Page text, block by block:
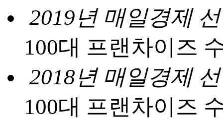
2019년 매일경제
100대 프랜차이즈
2018년 매일경제
100대 프랜차이즈